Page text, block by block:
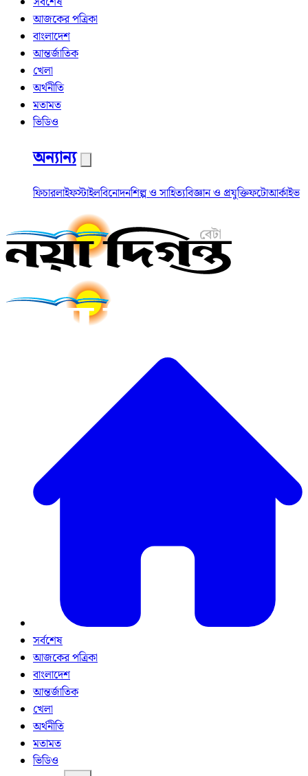
আজকের পত্রিকা
বাংলাদেশ
আন্তর্জাতিক
খেলা
অর্থনীতি
মতামত
ভিডিও
অন্যান্য
ফিচারলাইফস্টাইলবিনোদনশিল্প ও সাহিত্যবিজ্ঞান ও প্রযুক্তিফটোআর্কাইভ
সর্বশেষ
আজকের পত্রিকা
বাংলাদেশ
আন্তর্জাতিক
খেলা
অর্থনীতি
মতামত
ভিডিও